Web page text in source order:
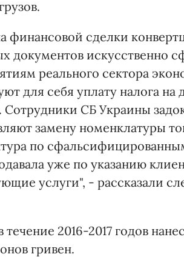
финансовой сделки
документов искусственно
реального сектора
для себя уплату налога на
СБ Украины
замену номенклатуры
по
уже по указанию
услуги", - рассказали
2016-2017 годов
гривен.